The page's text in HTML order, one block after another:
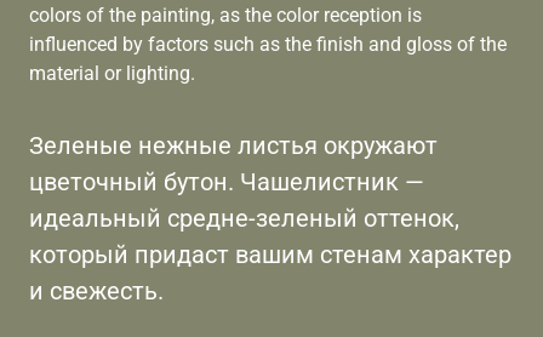
colors of the painting, as the color reception is
influenced by factors such as the finish and gloss of the
material or lighting.
Зеленые нежные листья окружают
цветочный бутон. Чашелистник —
идеальный средне-зеленый оттенок,
который придаст вашим стенам характер
и свежесть.